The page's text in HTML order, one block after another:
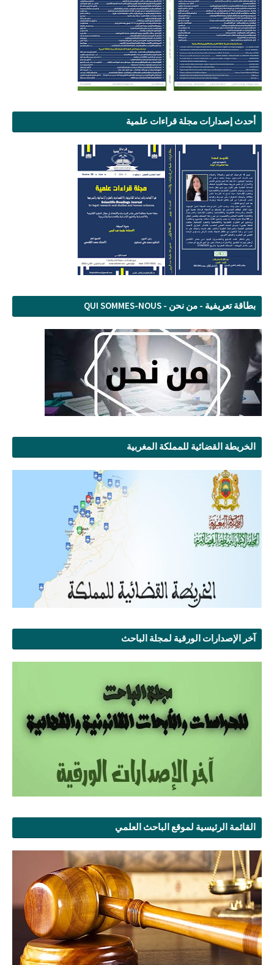
أحدث إصدارات مجلة قراءات علمية
بطاقة تعريفية - من نحن - QUI SOMMES-NOUS
الخريطة القضائية للمملكة المغربية
آخر الإصدارات الورقية لمجلة الباحث
القائمة الرئيسية لموقع الباحث العلمي